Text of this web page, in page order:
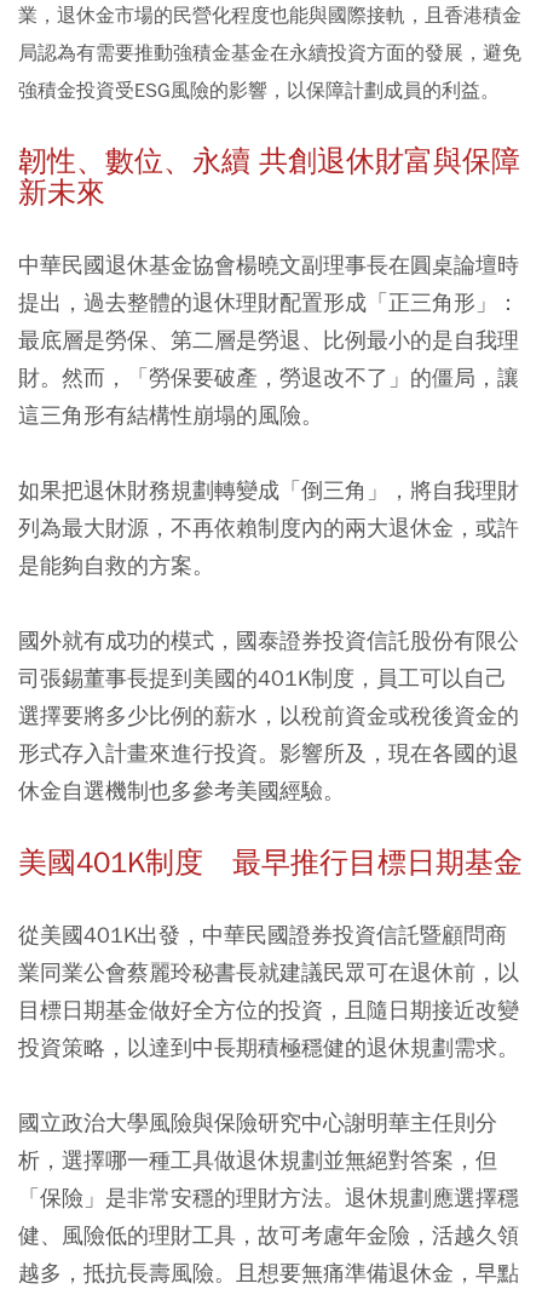
業，退休金市場的民營化程度也能與國際接軌，且香港積金
局認為有需要推動強積金基金在永續投資方面的發展，避免
強積金投資受ESG風險的影響，以保障計劃成員的利益。
韌性、數位、永續 共創退休財富與保障
新未來
中華民國退休基金協會楊曉文副理事長在圓桌論壇時
提出，過去整體的退休理財配置形成「正三角形」：
最底層是勞保、第二層是勞退、比例最小的是自我理
財。然而，「勞保要破產，勞退改不了」的僵局，讓
這三角形有結構性崩塌的風險。
如果把退休財務規劃轉變成「倒三角」，將自我理財
列為最大財源，不再依賴制度內的兩大退休金，或許
是能夠自救的方案。
國外就有成功的模式，國泰證券投資信託股份有限公
司張錫董事長提到美國的401K制度，員工可以自己
選擇要將多少比例的薪水，以稅前資金或稅後資金的
形式存入計畫來進行投資。影響所及，現在各國的退
休金自選機制也多參考美國經驗。
美國401K制度 最早推行目標日期基金
從美國401K出發，中華民國證券投資信託暨顧問商
業同業公會蔡麗玲秘書長就建議民眾可在退休前，以
目標日期基金做好全方位的投資，且隨日期接近改變
投資策略，以達到中長期積極穩健的退休規劃需求。
國立政治大學風險與保險研究中心謝明華主任則分
析，選擇哪一種工具做退休規劃並無絕對答案，但
「保險」是非常安穩的理財方法。退休規劃應選擇穩
健、風險低的理財工具，故可考慮年金險，活越久領
越多，抵抗長壽風險。且想要無痛準備退休金，早點